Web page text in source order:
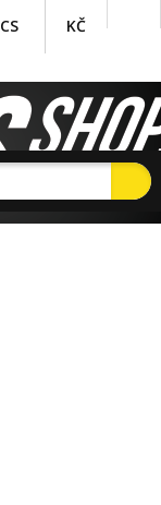
CS KČ